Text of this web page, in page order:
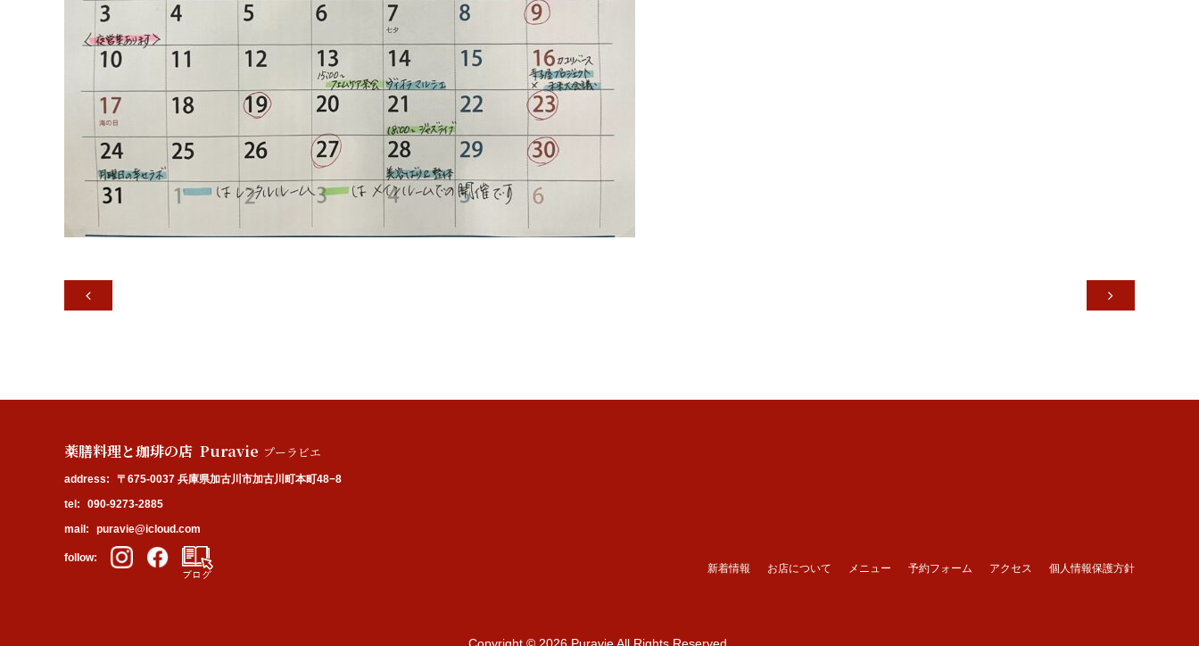
 
薬膳料理と珈琲の店 Puravie プーラビエ
address:
〒675-0037 兵庫県加古川市加古川町本町48−8
tel:
090-9273-2885
mail:
puravie@icloud.com
follow:
新着情報
お店について メニュー 予約フォーム アクセス 個人情報保護方針